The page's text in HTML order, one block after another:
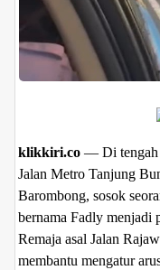
klikkiri.co — Di tengah
Jalan Metro Tanjung
Barombong, sosok
bernama Fadly menjadi
Remaja asal Jalan
membantu mengatur